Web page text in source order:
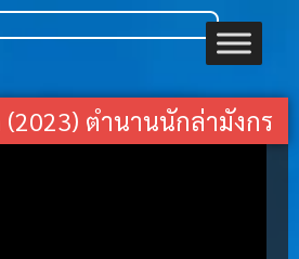
(2023) ตำนานนักล่ามังกร